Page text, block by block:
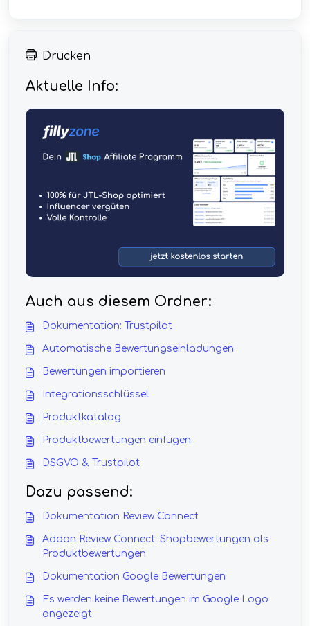
Drucken
Aktuelle Info:
Auch aus diesem Ordner:
Dokumentation: Trustpilot
Automatische Bewertungseinladungen
Bewertungen importieren
Integrationsschlüssel
Produktkatalog
Produktbewertungen einfügen
DSGVO & Trustpilot
Dazu passend:
Dokumentation Review Connect
Addon Review Connect: Shopbewertungen als
Produktbewertungen
Dokumentation Google Bewertungen
Es werden keine Bewertungen im Google Logo
angezeigt